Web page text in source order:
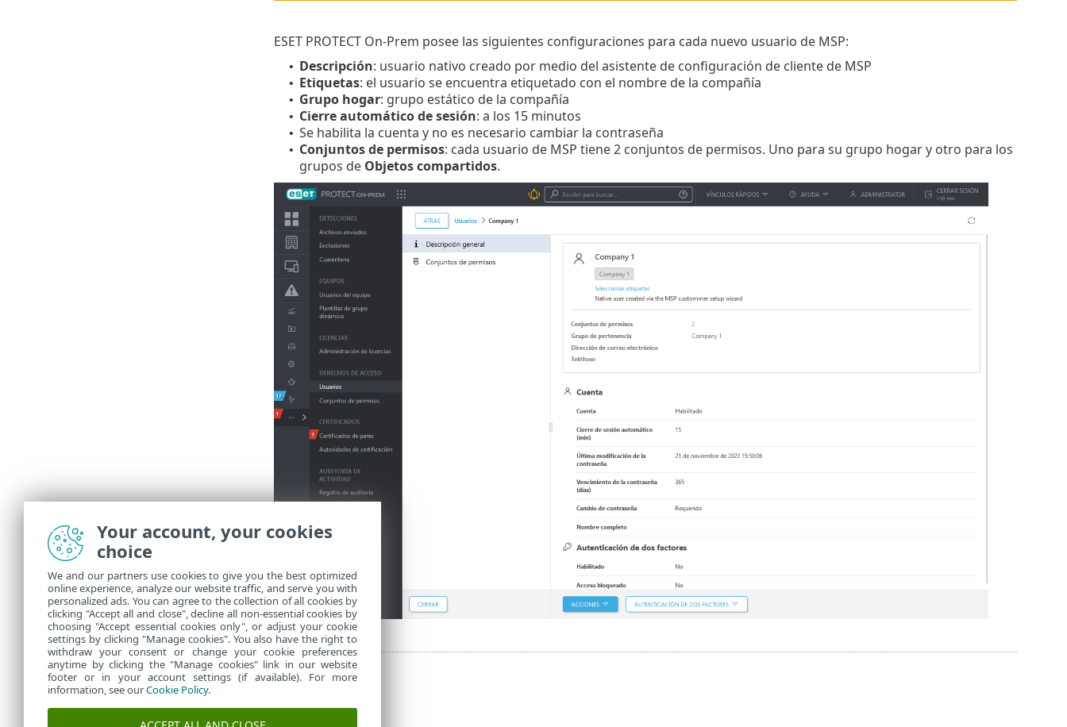
ESET PROTECT On-Prem posee las siguientes configuraciones para cada nuevo usuario de MSP:
• Descripción: usuario nativo creado por medio del asistente de configuración de cliente de MSP
• Etiquetas: el usuario se encuentra etiquetado con el nombre de la compañía
• Grupo hogar: grupo estático de la compañía
• Cierre automático de sesión: a los 15 minutos
• Se habilita la cuenta y no es necesario cambiar la contraseña
• Conjuntos de permisos: cada usuario de MSP tiene 2 conjuntos de permisos. Uno para su grupo hogar y otro para los
grupos de Objetos compartidos.
Your account, your cookies
choice
We and our partners use cookies to give you the best optimized
online experience, analyze our website traffic, and serve you with
personalized ads. You can agree to the collection of all cookies by
clicking "Accept all and close", decline all non-essential cookies by
choosing "Accept essential cookies only", or adjust your cookie
settings by clicking "Manage cookies". You also have the right to
withdraw your consent or change your cookie preferences
anytime by clicking the "Manage cookies" link in our website
footer or in your account settings (if available). For more
information, see ourCookie Policy.